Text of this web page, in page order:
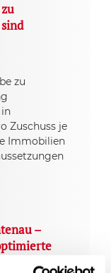
zu
Zuschuss je
Immobilien
–